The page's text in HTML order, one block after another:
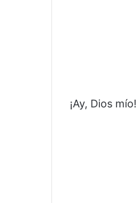
¡Ay, Dios